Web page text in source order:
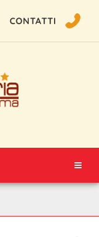
CONTATTI